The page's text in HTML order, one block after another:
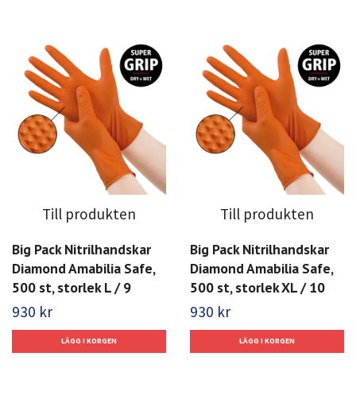
Till produkten
Big Pack Nitrilhandskar
Diamond Amabilia Safe,
500 st, storlek L / 9
930 kr
Till produkten
Big Pack Nitrilhandskar
Diamond Amabilia Safe,
500 st, storlek XL / 10
930 kr